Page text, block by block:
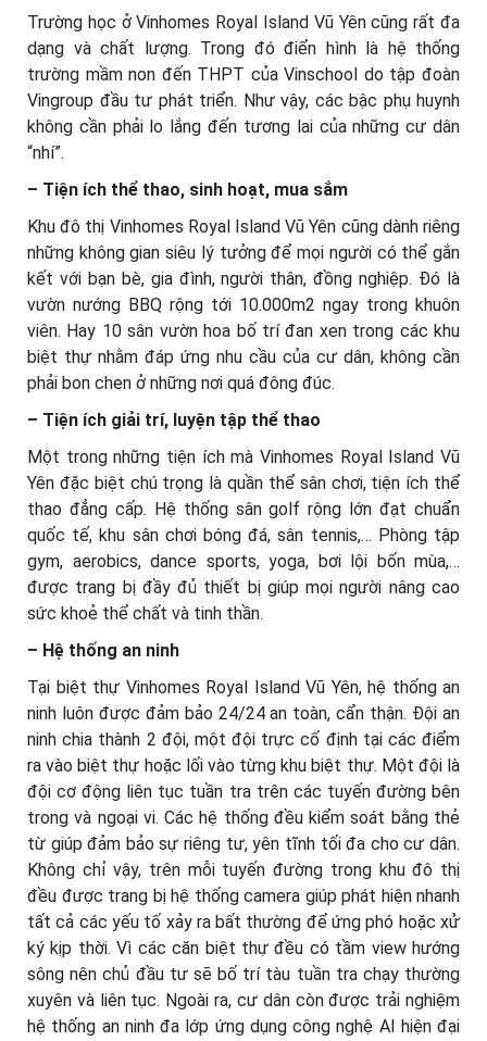
Trường học ở Vinhomes Royal Island Vũ Yên cũng rất đa
dạng và chất lượng. Trong đó điển hình là hệ thống
trường mầm non đến THPT của Vinschool do tập đoàn
Vingroup đầu tư phát triển. Như vậy, các bậc phụ huynh
không cần phải lo lắng đến tương lai của những cư dân
“nhí”.
– Tiện ích thể thao, sinh hoạt, mua sắm
Khu đô thị Vinhomes Royal Island Vũ Yên cũng dành riêng
những không gian siêu lý tưởng để mọi người có thể gắn
kết với bạn bè, gia đình, người thân, đồng nghiệp. Đó là
vườn nướng BBQ rộng tới 10.000m2 ngay trong khuôn
viên. Hay 10 sân vườn hoa bố trí đan xen trong các khu
biệt thự nhằm đáp ứng nhu cầu của cư dân, không cần
phải bon chen ở những nơi quá đông đúc.
– Tiện ích giải trí, luyện tập thể thao
Một trong những tiện ích mà Vinhomes Royal Island Vũ
Yên đặc biệt chú trọng là quần thể sân chơi, tiện ích thể
thao đẳng cấp. Hệ thống sân golf rộng lớn đạt chuẩn
quốc tế, khu sân chơi bóng đá, sân tennis,… Phòng tập
gym, aerobics, dance sports, yoga, bơi lội bốn mùa,…
được trang bị đầy đủ thiết bị giúp mọi người nâng cao
sức khoẻ thể chất và tinh thần.
– Hệ thống an ninh
Tại biệt thự Vinhomes Royal Island Vũ Yên, hệ thống an
ninh luôn được đảm bảo 24/24 an toàn, cẩn thận. Đội an
ninh chia thành 2 đội, một đội trực cố định tại các điểm
ra vào biệt thự hoặc lối vào từng khu biệt thự. Một đội là
đội cơ động liên tục tuần tra trên các tuyến đường bên
trong và ngoại vi. Các hệ thống đều kiểm soát bằng thẻ
từ giúp đảm bảo sự riêng tư, yên tĩnh tối đa cho cư dân.
Không chỉ vậy, trên mỗi tuyến đường trong khu đô thị
đều được trang bị hệ thống camera giúp phát hiện nhanh
tất cả các yếu tố xảy ra bất thường để ứng phó hoặc xử
ký kịp thời. Vì các căn biệt thự đều có tầm view hướng
sông nên chủ đầu tư sẽ bố trí tàu tuần tra chạy thường
xuyên và liên tục. Ngoài ra, cư dân còn được trải nghiệm
hệ thống an ninh đa lớp ứng dụng công nghệ AI hiện đại